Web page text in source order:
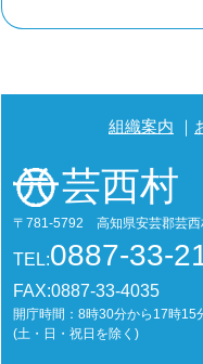
組織案内
芸西村
〒781-5792 高知県安芸郡芸西
TEL:0887-33-
FAX:0887-33-4035
開庁時間：8時30分から17時15
(土・日・祝日を除く)